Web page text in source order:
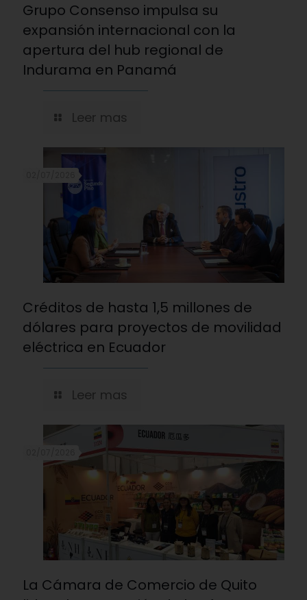
Grupo Consenso impulsa su
expansión internacional con la
apertura del hub regional de
Indurama en Panamá
Leer mas
Créditos de hasta 1,5 millones de
dólares para proyectos de movilidad
eléctrica en Ecuador
Leer mas
La Cámara de Comercio de Quito